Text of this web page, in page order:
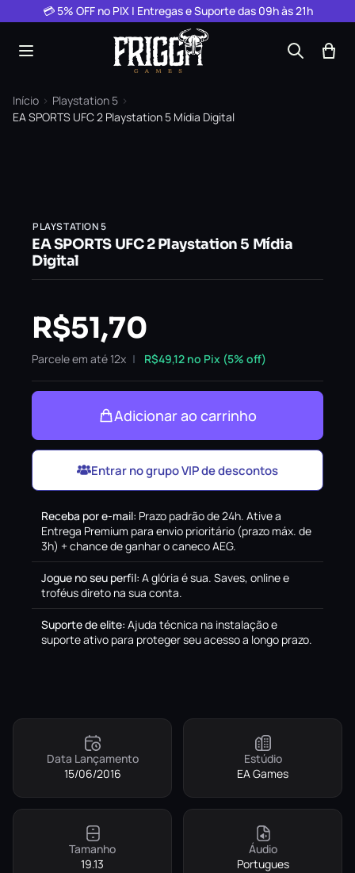
Pular para o conteúdo
💳 5% OFF no PIX | Entregas e Suporte das 09h às 21h
Início › Playstation 5 ›
EA SPORTS UFC 2 Playstation 5 Mídia Digital
PLAYSTATION 5
EA SPORTS UFC 2 Playstation 5 Mídia
Digital
R$51,70
Parcele em até 12x R$49,12 no Pix (5% off)
Adicionar ao carrinho
Entrar no grupo VIP de descontos
Receba por e-mail: Prazo padrão de 24h. Ative a
Entrega Premium para envio prioritário (prazo máx. de
3h) + chance de ganhar o caneco AEG.
Jogue no seu perfil: A glória é sua. Saves, online e
troféus direto na sua conta.
Suporte de elite: Ajuda técnica na instalação e
suporte ativo para proteger seu acesso a longo prazo.
Data Lançamento
15/06/2016
Estúdio
EA Games
Tamanho
19.13
Áudio
Portugues